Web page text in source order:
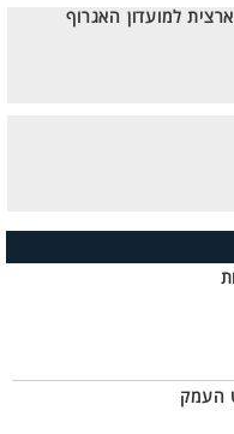
למועדון האגרוף
העמק